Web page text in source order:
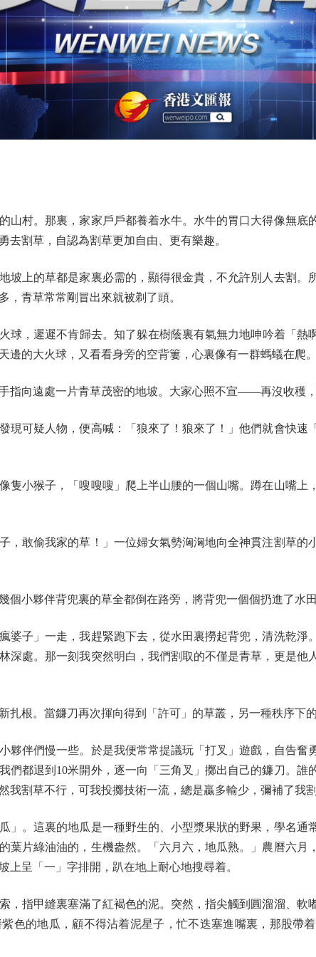
村。那裏，家家戶戶都養着水牛。水牛的胃口大得像無底
去割草，自認為割草更加自由、更有樂趣。
上的草都是家裏必需的，顯得很金貴，不允許別人去割。
，青草常常剛冒出來就被剃了頭。
，遲遲不肯歸去。知了躲在樹蔭裏有氣無力地呻吟着「
邊的大火球，又看看身旁的空背簍，心裏像有一群螞蟻在爬。
向遠處一片青草茂密的地坡。大家心照不宣——再沒收穫，
可疑人物，便高喊：「狼來了！狼來了！」他們就會快速
小猴子，「嗖嗖嗖」爬上半山腰的一個山嘴。蹲在山嘴上
偷我家的草！」一位婦女氣勢洶洶地向全神貫注割草的
小夥伴背兜裏的草全都倒在路旁，將背兜一個個扔進了水田
子」一走，我趕緊跑下去，從水田裏撈起背兜，清洗乾淨
深處。那一刻我突然明白，我們割取的不僅是青草，更是
根。當鐮刀再次揮向得到「許可」的草叢，另一種秩序下的
伴們慢一些。於是我便常常提議玩「打叉」遊戲，自告奮
們都退到10米開外，逐一向「三角叉」擲出自己的鐮刀。
我割草不行，可我投擲技術一流，總是贏多輸少，彌補了我割
。這裏的地瓜是一種野生的、小型漿果狀的野果，學名通
葉片綠油油的，生機盎然。「六月六，地瓜熟。」農曆六月
上呈「一」字排開，趴在地上耐心地搜尋着。
指甲縫裏塞滿了紅褐色的泥。突然，指尖觸到圓溜溜、軟
色的地瓜，顧不得沾着泥星子，忙不迭塞進嘴裏，那股帶